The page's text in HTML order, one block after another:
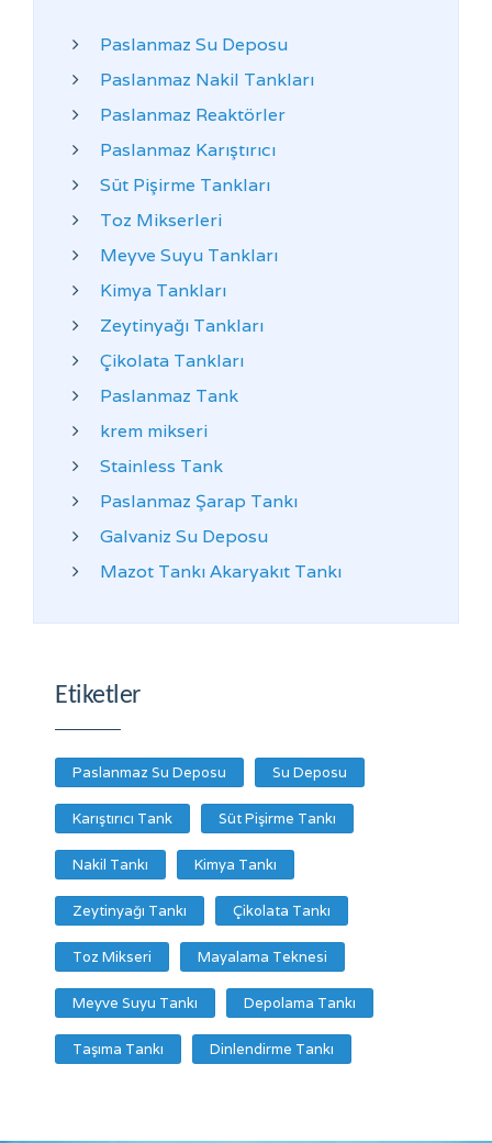
Paslanmaz Su Deposu
Paslanmaz Nakil Tankları
Paslanmaz Reaktörler
Paslanmaz Karıştırıcı
Süt Pişirme Tankları
Toz Mikserleri
Meyve Suyu Tankları
Kimya Tankları
Zeytinyağı Tankları
Çikolata Tankları
Paslanmaz Tank
krem mikseri
Stainless Tank
Paslanmaz Şarap Tankı
Galvaniz Su Deposu
Mazot Tankı Akaryakıt Tankı
Etiketler
Paslanmaz Su Deposu Su Deposu
Karıştırıcı Tank Süt Pişirme Tankı
Nakil Tankı Kimya Tankı
Zeytinyağı Tankı Çikolata Tankı
Toz Mikseri Mayalama Teknesi
Meyve Suyu Tankı Depolama Tankı
Taşıma Tankı Dinlendirme Tankı